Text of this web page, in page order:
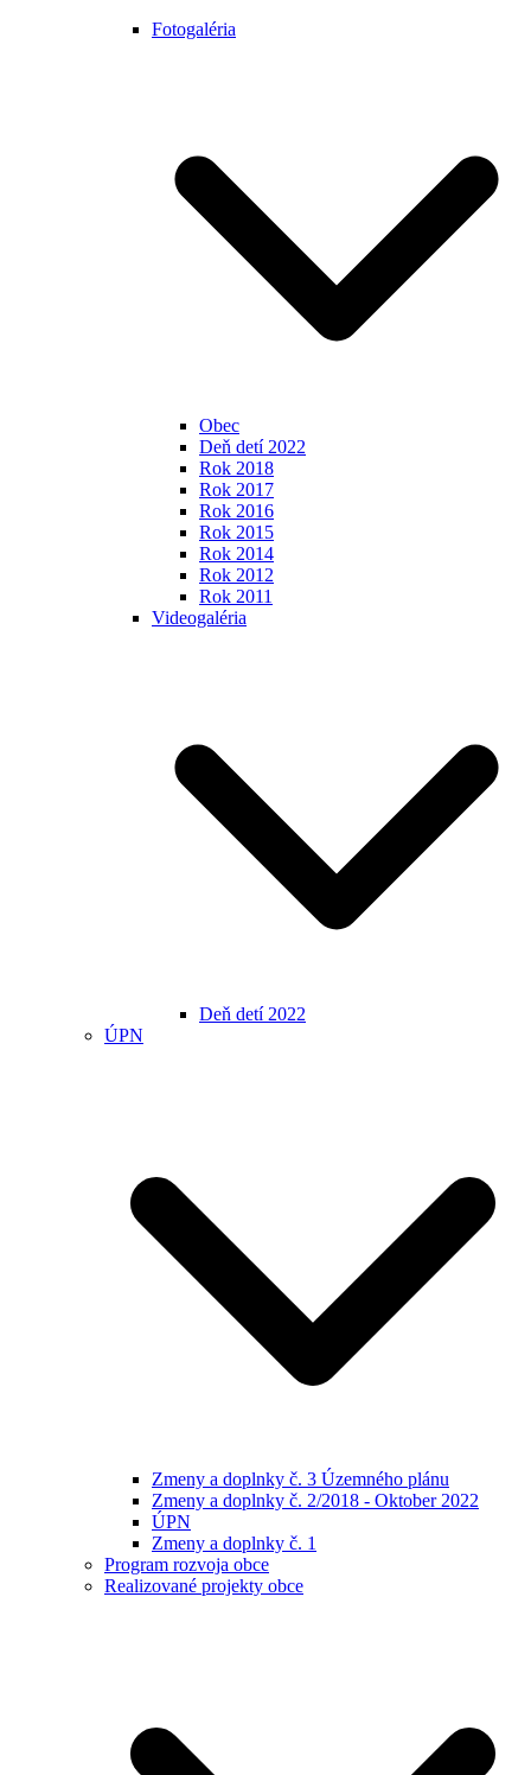
Fotogaléria
Obec
Deň detí 2022
Rok 2018
Rok 2017
Rok 2016
Rok 2015
Rok 2014
Rok 2012
Rok 2011
Videogaléria
Deň detí 2022
ÚPN
Zmeny a doplnky č. 3 Územného plánu
Zmeny a doplnky č. 2/2018 - Oktober 2022
ÚPN
Zmeny a doplnky č. 1
Program rozvoja obce
Realizované projekty obce